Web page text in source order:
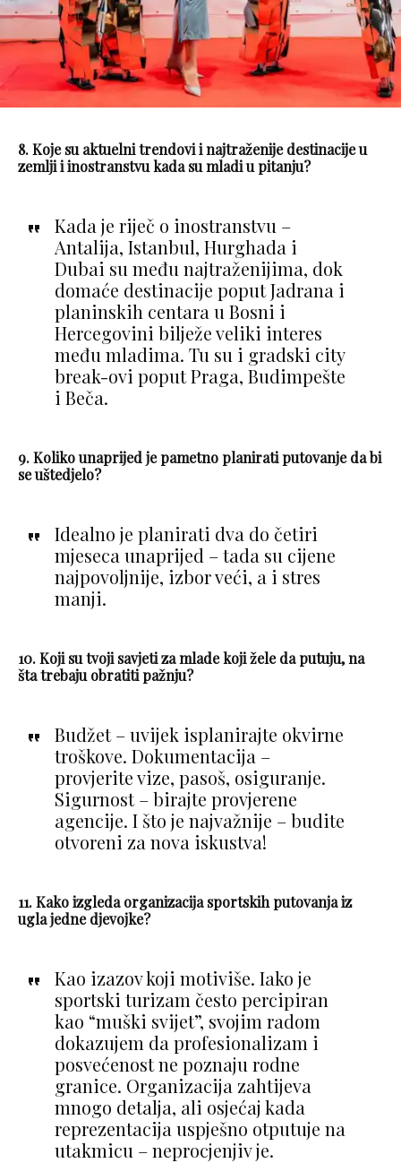
8. Koje su aktuelni trendovi i najtraženije destinacije u
zemlji i inostranstvu kada su mladi u pitanju?
Kada je riječ o inostranstvu –
Antalija, Istanbul, Hurghada i
Dubai su među najtraženijima, dok
domaće destinacije poput Jadrana i
planinskih centara u Bosni i
Hercegovini bilježe veliki interes
među mladima. Tu su i gradski city
break-ovi poput Praga, Budimpešte
i Beča.
9. Koliko unaprijed je pametno planirati putovanje da bi
se uštedjelo?
Idealno je planirati dva do četiri
mjeseca unaprijed – tada su cijene
najpovoljnije, izbor veći, a i stres
manji.
10. Koji su tvoji savjeti za mlade koji žele da putuju, na
šta trebaju obratiti pažnju?
Budžet – uvijek isplanirajte okvirne
troškove. Dokumentacija –
provjerite vize, pasoš, osiguranje.
Sigurnost – birajte provjerene
agencije. I što je najvažnije – budite
otvoreni za nova iskustva!
11. Kako izgleda organizacija sportskih putovanja iz
ugla jedne djevojke?
Kao izazov koji motiviše. Iako je
sportski turizam često percipiran
kao “muški svijet”, svojim radom
dokazujem da profesionalizam i
posvećenost ne poznaju rodne
granice. Organizacija zahtijeva
mnogo detalja, ali osjećaj kada
reprezentacija uspješno otputuje na
utakmicu – neprocjenjiv je.